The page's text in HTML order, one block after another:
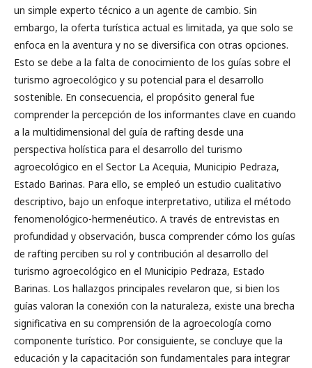
un simple experto técnico a un agente de cambio. Sin
embargo, la oferta turística actual es limitada, ya que solo se
enfoca en la aventura y no se diversifica con otras opciones.
Esto se debe a la falta de conocimiento de los guías sobre el
turismo agroecológico y su potencial para el desarrollo
sostenible. En consecuencia, el propósito general fue
comprender la percepción de los informantes clave en cuando
a la multidimensional del guía de rafting desde una
perspectiva holística para el desarrollo del turismo
agroecológico en el Sector La Acequia, Municipio Pedraza,
Estado Barinas. Para ello, se empleó un estudio cualitativo
descriptivo, bajo un enfoque interpretativo, utiliza el método
fenomenológico-hermenéutico. A través de entrevistas en
profundidad y observación, busca comprender cómo los guías
de rafting perciben su rol y contribución al desarrollo del
turismo agroecológico en el Municipio Pedraza, Estado
Barinas. Los hallazgos principales revelaron que, si bien los
guías valoran la conexión con la naturaleza, existe una brecha
significativa en su comprensión de la agroecología como
componente turístico. Por consiguiente, se concluye que la
educación y la capacitación son fundamentales para integrar